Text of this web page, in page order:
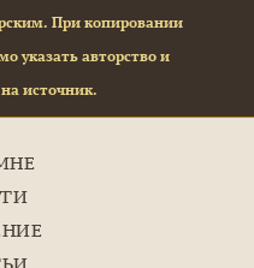
При копировании
указать авторство и
источник.